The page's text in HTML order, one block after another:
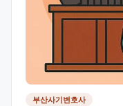
부산사기변호사